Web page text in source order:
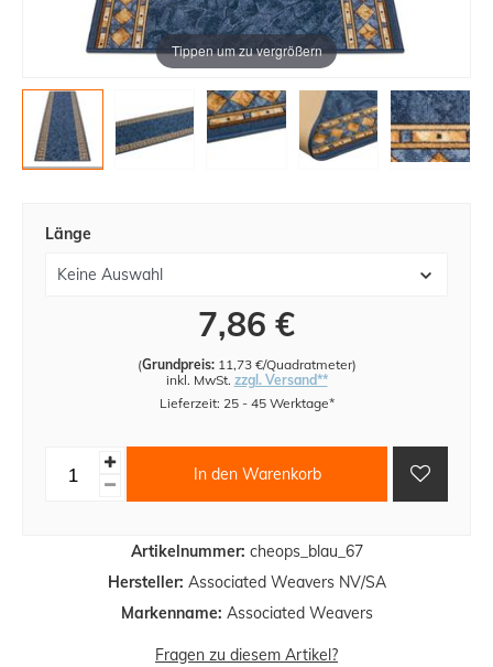
Tippen um zu vergrößern
Artikelnummer: cheops_blau_67
Hersteller: Associated Weavers NV/SA
Markenname: Associated Weavers
Länge
7,86 €
(Grundpreis: 11,73 €/Quadratmeter)
inkl. MwSt. zzgl. Versand**
Lieferzeit: 25 - 45 Werktage*
In den Warenkorb
Fragen zu diesem Artikel?